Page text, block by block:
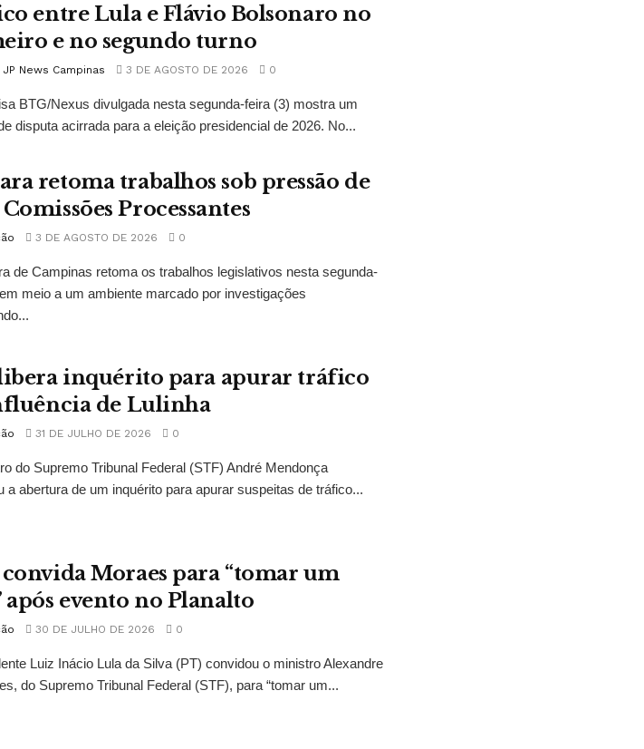
entre Lula e Flávio Bolsonaro no
e no segundo turno
News Campinas 3 DE AGOSTO DE 2026 0
BTG/Nexus divulgada nesta segunda-feira (3) mostra um
disputa acirrada para a eleição presidencial de 2026. No...
retoma trabalhos sob pressão de
Processantes
3 DE AGOSTO DE 2026 0
de Campinas retoma os trabalhos legislativos nesta segunda-
meio a um ambiente marcado por investigações
inquérito para apurar tráfico
de Lulinha
31 DE JULHO DE 2026 0
do Supremo Tribunal Federal (STF) André Mendonça
a abertura de um inquérito para apurar suspeitas de tráfico...
Moraes para “tomar um
após evento no Planalto
30 DE JULHO DE 2026 0
Luiz Inácio Lula da Silva (PT) convidou o ministro Alexandre
do Supremo Tribunal Federal (STF), para “tomar um...